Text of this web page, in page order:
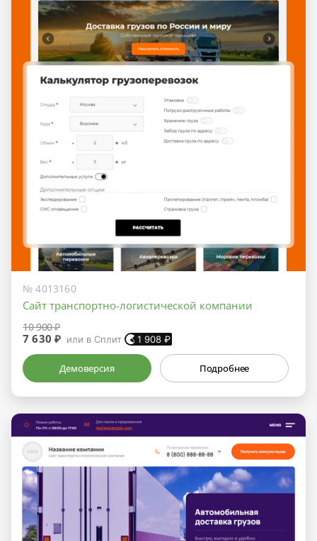
№ 4013160
Сайт транспортно-логистической компании
10 900 ₽
7 630 ₽ или в Сплит 1 908 ₽
Демоверсия Подробнее